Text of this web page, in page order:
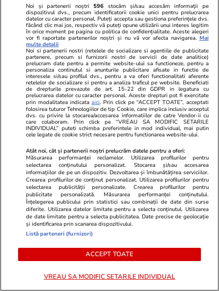
Horoscop 24 iul.
Horoscop Urania | Previziuni astrologice pentru
perioada 25 – 31 iulie 2026. Luna Plină în
Vărsător
Vacanțe și Cultură 22:09
Compania aeriană Qantas, zbor
record de 19 ore din Franța în
Australia. Ce pățește corpul tău
aer
Horoscop
Horoscop
încep o
Noi și partenerii noștri 596 stocăm și/sau accesăm informații pe
dispozitivul dvs., precum identificatorii cookie unici pentru prelucrarea
datelor cu caracter personal. Puteți accepta sau gestiona preferințele dvs.
făcând clic mai jos, respectiv vă puteți opune utilizării unui interes legitim
în orice moment pe pagina cu politica de confidențialitate. Aceste alegeri
vor fi raportate partenerilor noștri și nu vă vor afecta navigarea. Mai
multe detalii
Noi si partenerii nostri (retelele de socializare si agentiile de publicitate
partenere, precum si furnizorii nostri de servicii de date analitice)
prelucram date pentru a permite website-ului sa functioneze, pentru a
personaliza continutul si anunturile publicitare afisate in functie de
interesele si/sau profilul dvs., pentru a va oferi functionalitati aferente
retelelor de socializare si pentru a analiza traficul pe website. Beneficiati
de drepturile prevazute de art. 15-22 din GDPR in legatura cu
prelucrarea datelor cu caracter personal. Aceste drepturi pot fi exercitate
prin modalitatea indicataaici. Prin click pe “ACCEPT TOATE”, acceptati
folosirea tuturor Tehnologiilor de tip Cookie, care implica inclusiv acceptul
dvs. cu privire la stocarea/accesarea informatiilor de catre Vendor-ii cu
care colaboram. Prin click pe “VREAU SA MODIFIC SETARILE
INDIVIDUAL” puteti schimba preferintele in mod individual, mai putin
cele legate de cookie strict necesare pentru functionarea website-ului.
Atât noi, cât și partenerii noștri prelucrăm datele pentru a oferi:
Măsurarea performanței reclamelor. Utilizarea profilurilor pentru
selectarea conținutului personalizat. Stocarea și/sau accesarea
informațiilor de pe un dispozitiv. Dezvoltarea și îmbunătățirea serviciilor.
Crearea profilurilor de conținut personalizat. Utilizarea profilurilor pentru
selectarea publicității personalizate. Crearea profilurilor pentru
publicitate personalizată. Măsurarea performanței conținutului.
Înțelegerea publicului prin statistici sau combinații de date din surse
diferite. Utilizarea datelor limitate pentru a selecta conținutul. Utilizarea
de date limitate pentru a selecta publicitatea. Date precise de geolocație
și identificarea prin scanarea dispozitivului.
Listă parteneri (furnizori)
ACCEPT TOATE
VREAU SA MODIFIC SETARILE INDIVIDUAL